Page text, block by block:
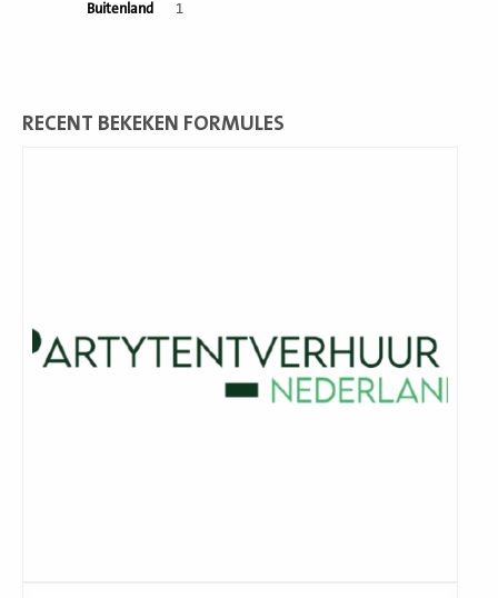
Buitenland
1
RECENT BEKEKEN FORMULES